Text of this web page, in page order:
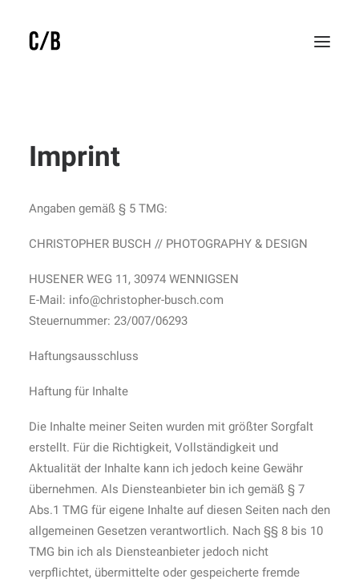
Imprint
Angaben gemäß § 5 TMG:
CHRISTOPHER BUSCH // PHOTOGRAPHY & DESIGN
HUSENER WEG 11, 30974 WENNIGSEN
E-Mail: info@christopher-busch.com
Steuernummer: 23/007/06293
Haftungsausschluss
Haftung für Inhalte
Die Inhalte meiner Seiten wurden mit größter Sorgfalt
erstellt. Für die Richtigkeit, Vollständigkeit und
Aktualität der Inhalte kann ich jedoch keine Gewähr
übernehmen. Als Diensteanbieter bin ich gemäß § 7
Abs.1 TMG für eigene Inhalte auf diesen Seiten nach den
allgemeinen Gesetzen verantwortlich. Nach §§ 8 bis 10
TMG bin ich als Diensteanbieter jedoch nicht
verpflichtet, übermittelte oder gespeicherte fremde